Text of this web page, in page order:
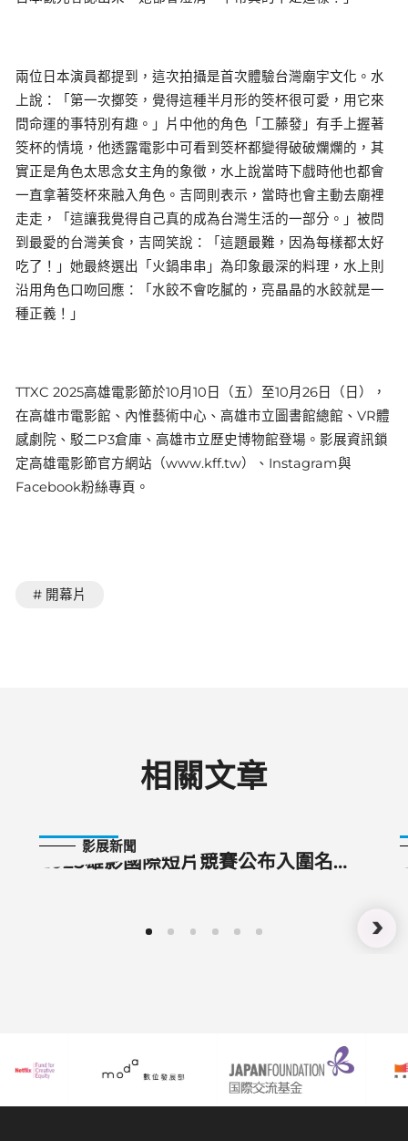
兩位日本演員都提到，這次拍攝是首次體驗台灣廟宇文化。水
上說：「第一次擲筊，覺得這種半月形的筊杯很可愛，用它來
問命運的事特別有趣。」片中他的角色「工藤發」有手上握著
筊杯的情境，他透露電影中可看到筊杯都變得破破爛爛的，其
實正是角色太思念女主角的象徵，水上說當時下戲時他也都會
一直拿著筊杯來融入角色。吉岡則表示，當時也會主動去廟裡
走走，「這讓我覺得自己真的成為台灣生活的一部分。」被問
到最愛的台灣美食，吉岡笑說：「這題最難，因為每樣都太好
吃了！」她最終選出「火鍋串串」為印象最深的料理，水上則
沿用角色口吻回應：「水餃不會吃膩的，亮晶晶的水餃就是一
種正義！」
TTXC 2025高雄電影節於10月10日（五）至10月26日（日），
在高雄市電影館、內惟藝術中心、高雄市立圖書館總館、VR體
感劇院、駁二P3倉庫、高雄市立歷史博物館登場。影展資訊鎖
定高雄電影節官方網站（www.kff.tw）、Instagram與
Facebook粉絲專頁。
# 開幕片
相關文章
影展新聞
2025雄影國際短片競賽公布入圍名